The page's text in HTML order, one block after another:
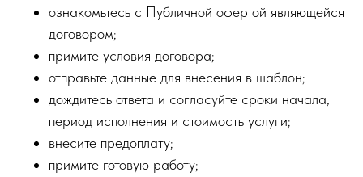
ознакомьтесь с Публичной офертой являющейся
договором;
примите условия договора;
отправьте данные для внесения в шаблон;
дождитесь ответа и согласуйте сроки начала,
период исполнения и стоимость услуги;
внесите предоплату;
примите готовую работу;